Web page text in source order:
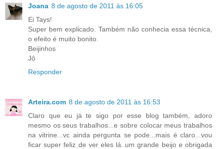
Joana 8 de agosto de 2011 às 16:05
Ei Tays!
Super bem explicado. Também não conhecia essa técnica,
o efeito é muito bonito.
Beijinhos
Jô
Responder
Arteira.com 8 de agosto de 2011 às 16:53
Claro que eu já te sigo por esse blog também, adoro
mesmo os seus trabalhos...e sobre colocar meus trabalhos
na vitrine...vc ainda pergunta se pode...mais é claro...vou
ficar super feliz de ver eles lá..um grande beijo e obrigada